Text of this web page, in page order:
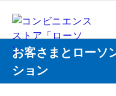
お客さまとローソ
ション